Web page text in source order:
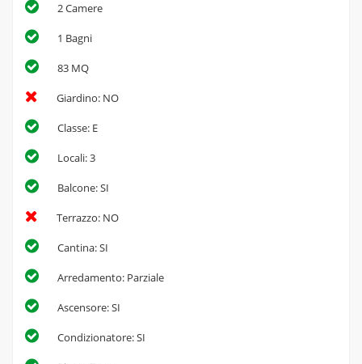
2 Camere
1 Bagni
83 MQ
Giardino: NO
Classe: E
Locali: 3
Balcone: SI
Terrazzo: NO
Cantina: SI
Arredamento: Parziale
Ascensore: SI
Condizionatore: SI